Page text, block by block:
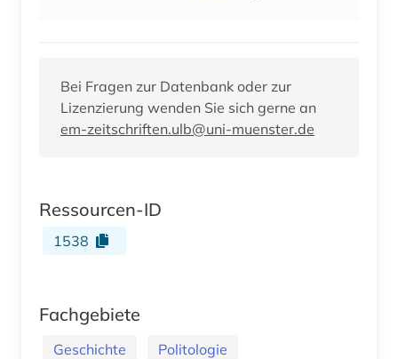
Bei Fragen zur Datenbank oder zur
Lizenzierung wenden Sie sich gerne an
em-zeitschriften.ulb@uni-muenster.de
Ressourcen-ID
1538
Fachgebiete
Geschichte Politologie